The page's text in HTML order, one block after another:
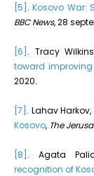
[5] .Kosovo War:
BBC News, 28
[6] . Tracy
toward
2020.
[7] . Lahav Harkov,
Kosovo, The
[8] . Agata
recognition of